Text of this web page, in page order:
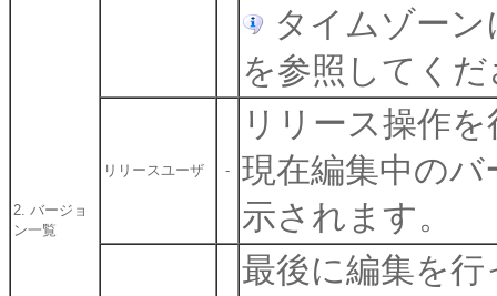
2. バージョ
ン一覧
タイムゾー
を参照してく
リリースユーザ -
リリース操作
現在編集中の
示されます。
最後に編集を